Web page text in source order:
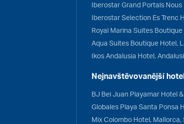
Aqua Suites Boutique Hotel,
Ikos Andalusia Hotel,
Nejnavštěvovanější
Mix Colombo Hotel, Mallorca,